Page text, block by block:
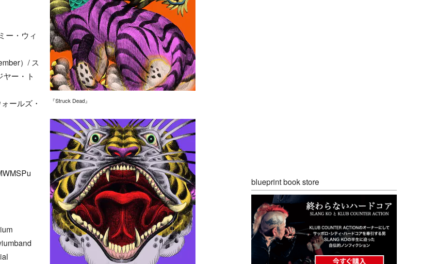
『Struck Dead』
ー・ウィ
）/ ス
ー・ト
ールズ・
blueprint book store